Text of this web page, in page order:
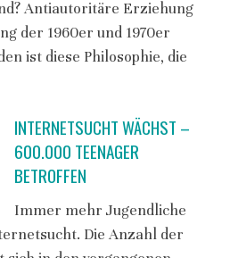
Antiautoritäre Erziehung
der 1960er und 1970er
ist diese Philosophie, die
INTERNETSUCHT WÄCHST –
600.000 TEENAGER
BETROFFEN
Immer mehr Jugendliche
Die Anzahl der